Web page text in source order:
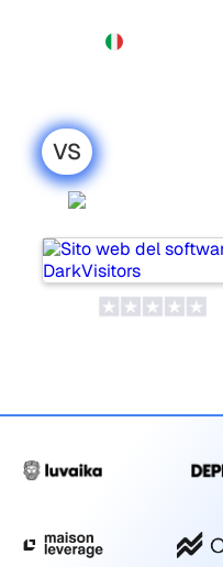
VS